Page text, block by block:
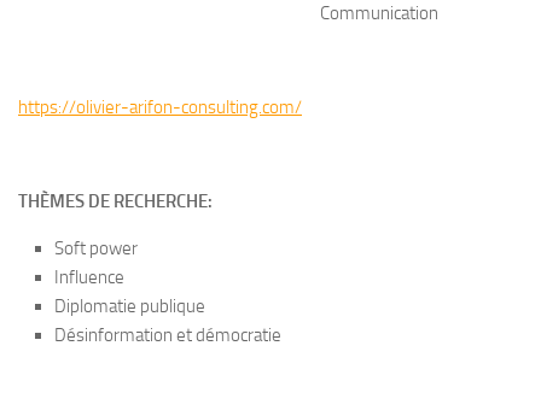
Communication
https://olivier-arifon-consulting.com/
THÈMES DE RECHERCHE:
Soft power
Influence
Diplomatie publique
Désinformation et démocratie